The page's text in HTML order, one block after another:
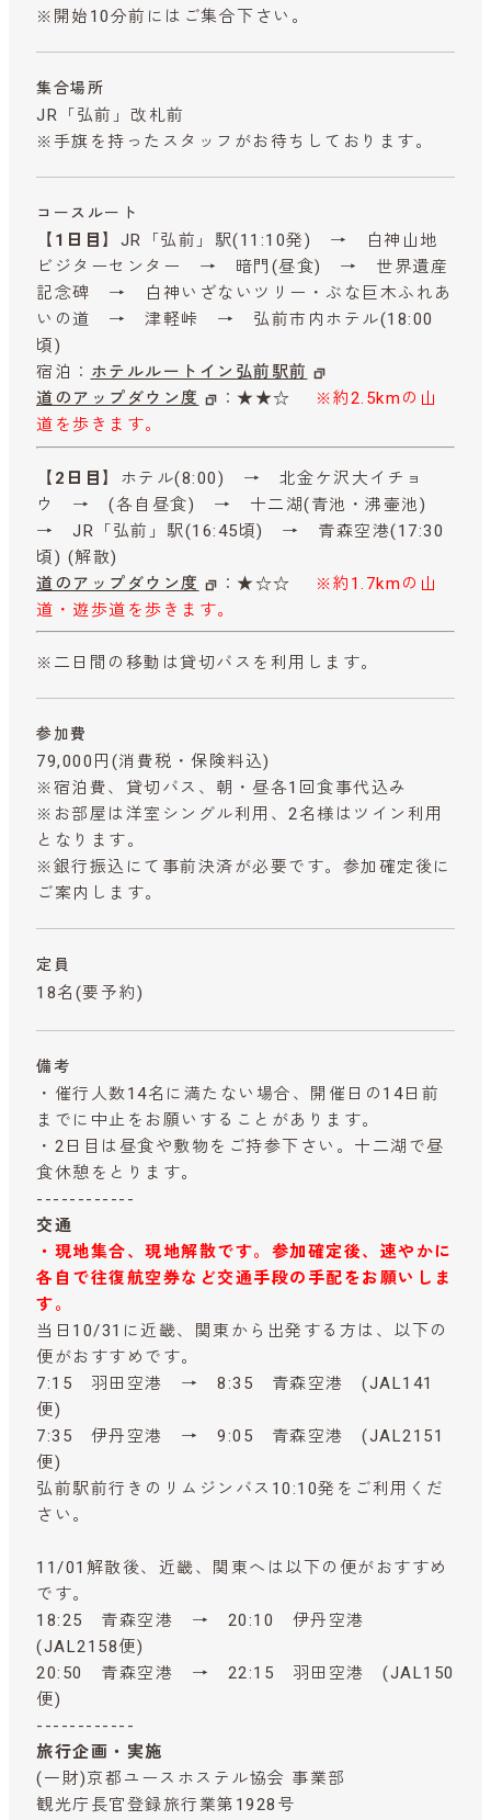
※開始10分前にはご集合下さい。
集合場所
JR「弘前」改札前
※手旗を持ったスタッフがお待ちしております。
コースルート
【1日目】 JR「弘前」駅(11:10発) → 白神山地
ビジターセンター → 暗門(昼食) → 世界遺産
記念碑 → 白神いざないツリー・ぶな巨木ふれあ
いの道 → 津軽峠 → 弘前市内ホテル(18:00
頃)
宿泊： ホテルルートイン弘前駅前
道のアップダウン度
：★★☆
※約2.5kmの山
道を歩きます。
【2日目】 ホテル(8:00) → 北金ケ沢大イチョ
ウ → (各自昼食) → 十二湖(青池・沸壷池)
→ JR「弘前」駅(16:45頃) → 青森空港(17:30
頃) (解散)
道のアップダウン度
：★☆☆
※約1.7kmの山
道・遊歩道を歩きます。
※二日間の移動は貸切バスを利用します。
参加費
79,000円 (消費税・保険料込)
※宿泊費、貸切バス、朝・昼各1回食事代込み
※お部屋は洋室シングル利用、2名様はツイン利用
となります。
※銀行振込にて事前決済が必要です。参加確定後に
ご案内します。
定員
18名(要予約)
備考
・催行人数14名に満たない場合、開催日の14日前
までに中止をお願いすることがあります。
・2日目は昼食や敷物をご持参下さい。十二湖で昼
食休憩をとります。
------------
交通
・現地集合、現地解散です。参加確定後、速やかに
各自で往復航空券など交通手段の手配をお願いしま
す。
当日10/31に近畿、関東から出発する方は、以下の
便がおすすめです。
7:15 羽田空港 → 8:35 青森空港 (JAL141
便)
7:35 伊丹空港 → 9:05 青森空港 (JAL2151
便)
弘前駅前行きのリムジンバス10:10発をご利用くだ
さい。
11/01解散後、近畿、関東へは以下の便がおすすめ
です。
18:25 青森空港 → 20:10 伊丹空港
(JAL2158便)
20:50 青森空港 → 22:15 羽田空港 (JAL150
便)
------------
旅行企画・実施
(一財)京都ユースホステル協会 事業部
観光庁長官登録旅行業第1928号